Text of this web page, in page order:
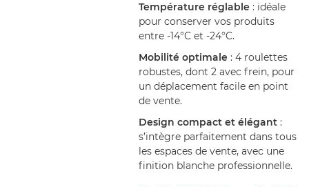
Température réglable : idéale
pour conserver vos produits
entre -14°C et -24°C.
Mobilité optimale : 4 roulettes
robustes, dont 2 avec frein, pour
un déplacement facile en point
de vente.
Design compact et élégant :
s’intègre parfaitement dans tous
les espaces de vente, avec une
finition blanche professionnelle.